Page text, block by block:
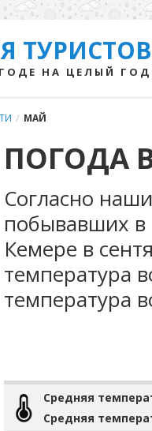
ТУРИСТОВ
НА ЦЕЛЫЙ ГОД
/ МАЙ
ПОГОДА
Согласно
побывавших в
Кемере в
температура
температура
Средняя
Средняя